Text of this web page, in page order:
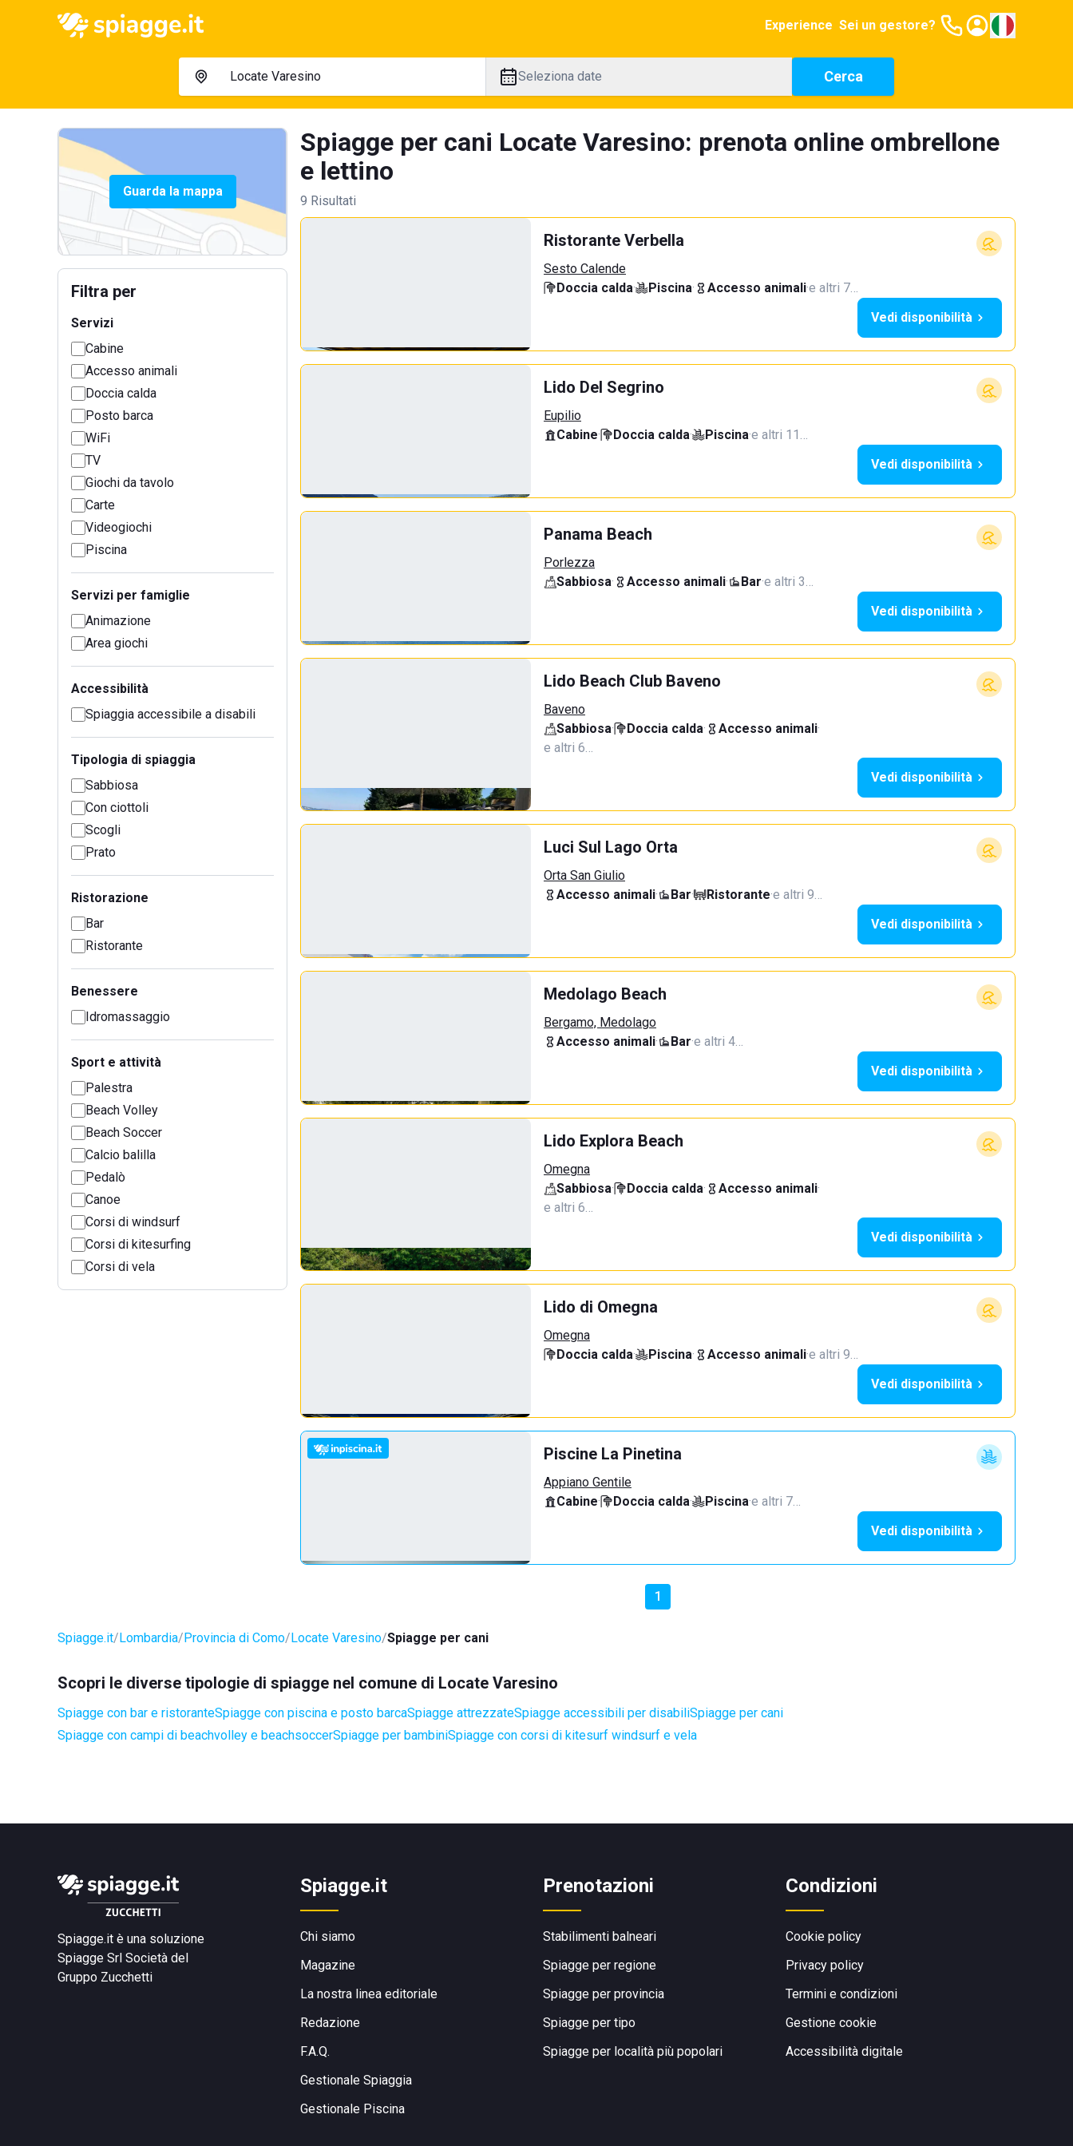
Experience Sei un gestore?
Seleziona date Cerca
Guarda la mappa
Filtra per
Servizi
Cabine
Accesso animali
Doccia calda
Posto barca
WiFi
TV
Giochi da tavolo
Carte
Videogiochi
Piscina
Servizi per famiglie
Animazione
Area giochi
Accessibilità
Spiaggia accessibile a disabili
Tipologia di spiaggia
Sabbiosa
Con ciottoli
Scogli
Prato
Ristorazione
Bar
Ristorante
Benessere
Idromassaggio
Sport e attività
Palestra
Beach Volley
Beach Soccer
Calcio balilla
Pedalò
Canoe
Corsi di windsurf
Corsi di kitesurfing
Corsi di vela
Spiagge per cani Locate Varesino: prenota online ombrellone
e lettino
9 Risultati
Ristorante Verbella
Sesto Calende
Doccia calda· Piscina· Accesso animali·e altri 7…
Vedi disponibilità
Lido Del Segrino
Eupilio
Cabine· Doccia calda· Piscina·e altri 11…
Vedi disponibilità
Panama Beach
Porlezza
Sabbiosa· Accesso animali· Bar·e altri 3…
Vedi disponibilità
Lido Beach Club Baveno
Baveno
Sabbiosa· Doccia calda· Accesso animali·
e altri 6…
Vedi disponibilità
Luci Sul Lago Orta
Orta San Giulio
Accesso animali· Bar· Ristorante·e altri 9…
Vedi disponibilità
Medolago Beach
Bergamo, Medolago
Accesso animali· Bar·e altri 4…
Vedi disponibilità
Lido Explora Beach
Omegna
Sabbiosa· Doccia calda· Accesso animali·
e altri 6…
Vedi disponibilità
Lido di Omegna
Omegna
Doccia calda· Piscina· Accesso animali·e altri 9…
Vedi disponibilità
Piscine La Pinetina
Appiano Gentile
Cabine· Doccia calda· Piscina·e altri 7…
Vedi disponibilità
1
Spiagge.it Lombardia Provincia di Como Locate Varesino Spiagge per cani
Scopri le diverse tipologie di spiagge nel comune di Locate Varesino
Spiagge con bar e ristoranteSpiagge con piscina e posto barcaSpiagge attrezzateSpiagge accessibili per disabiliSpiagge per cani
Spiagge con campi di beachvolley e beachsoccerSpiagge per bambiniSpiagge con corsi di kitesurf windsurf e vela
Spiagge.it è una soluzione
Spiagge Srl Società del
Gruppo Zucchetti
Spiagge.it
Chi siamo
Magazine
La nostra linea editoriale
Redazione
F.A.Q.
Gestionale Spiaggia
Gestionale Piscina
Prenotazioni
Stabilimenti balneari
Spiagge per regione
Spiagge per provincia
Spiagge per tipo
Spiagge per località più popolari
Condizioni
Cookie policy
Privacy policy
Termini e condizioni
Gestione cookie
Accessibilità digitale